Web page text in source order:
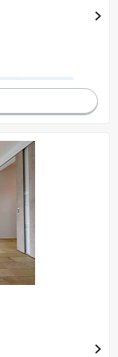
上
前面棟無
ン 窓付き浴室